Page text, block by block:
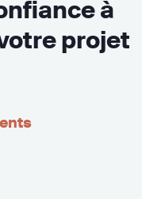
à
projet